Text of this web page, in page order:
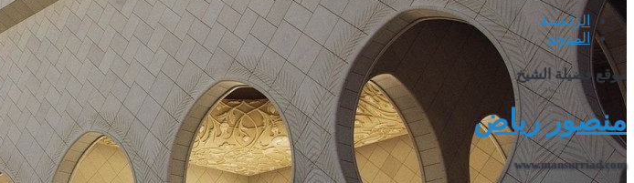
الرئيسية
المدونة
موقع فضيلة الشيخ
منصور رياض
www.mansurriad.com